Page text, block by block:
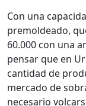
Con una
premoldeado,
60.000 con una
pensar que en
cantidad de
mercado de
necesario